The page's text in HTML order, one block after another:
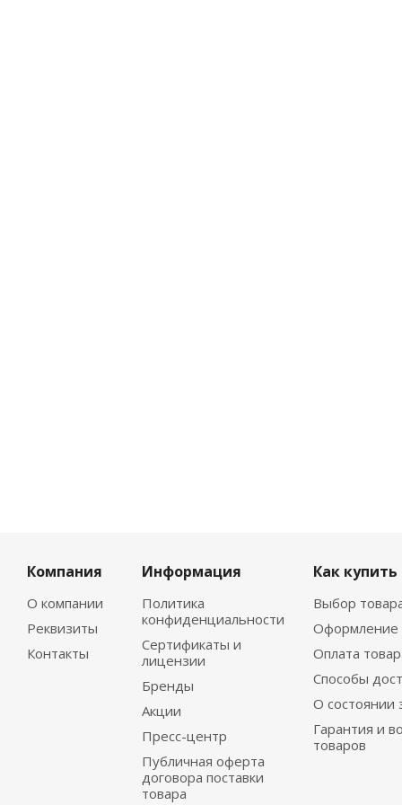
Компания
О компании
Реквизиты
Контакты
Информация
Политика
конфиденциальности
Сертификаты и
лицензии
Бренды
Акции
Пресс-центр
Публичная оферта
договора поставки
товара
Как купить
Выбор
Оформление
Оплата
Способы
О состоянии
Гарантия и
товаров